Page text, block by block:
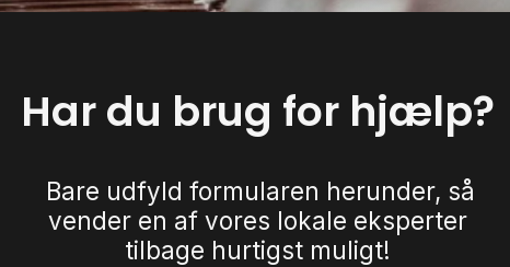
Har du brug for hjælp?
Bare udfyld formularen herunder, så
vender en af vores lokale eksperter
tilbage hurtigst muligt!